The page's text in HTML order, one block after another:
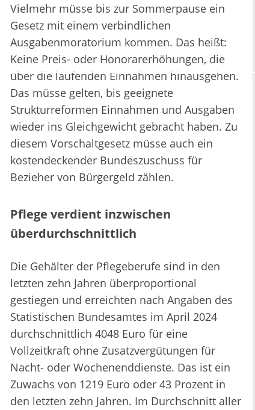
Vielmehr müsse bis zur Sommerpause ein
Gesetz mit einem verbindlichen
Ausgabenmoratorium kommen. Das heißt:
Keine Preis- oder Honorarerhöhungen, die
über die laufenden Einnahmen hinausgehen.
Das müsse gelten, bis geeignete
Strukturreformen Einnahmen und Ausgaben
wieder ins Gleichgewicht gebracht haben. Zu
diesem Vorschaltgesetz müsse auch ein
kostendeckender Bundeszuschuss für
Bezieher von Bürgergeld zählen.
Pflege verdient inzwischen
überdurchschnittlich
Die Gehälter der Pflegeberufe sind in den
letzten zehn Jahren überproportional
gestiegen und erreichten nach Angaben des
Statistischen Bundesamtes im April 2024
durchschnittlich 4048 Euro für eine
Vollzeitkraft ohne Zusatzvergütungen für
Nacht- oder Wochenenddienste. Das ist ein
Zuwachs von 1219 Euro oder 43 Prozent in
den letzten zehn Jahren. Im Durchschnitt aller